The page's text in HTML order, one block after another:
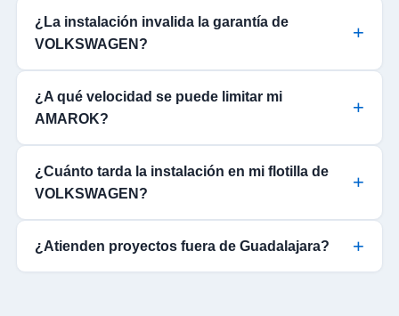
¿La instalación invalida la garantía de
VOLKSWAGEN?
¿A qué velocidad se puede limitar mi
AMAROK?
¿Cuánto tarda la instalación en mi flotilla de
VOLKSWAGEN?
¿Atienden proyectos fuera de Guadalajara?